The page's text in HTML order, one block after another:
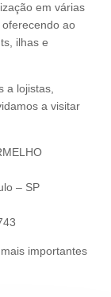
em várias
ao
ilhas e
a lojistas,
a visitar
– SP
importantes